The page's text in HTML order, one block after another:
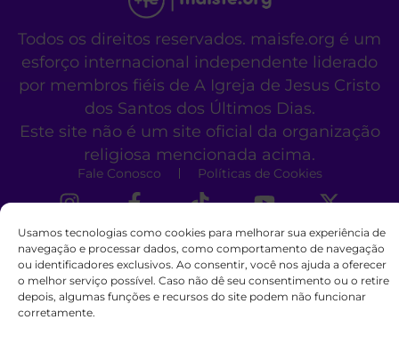
Usamos tecnologias como cookies para melhorar sua experiência de
navegação e processar dados, como comportamento de navegação
ou identificadores exclusivos. Ao consentir, você nos ajuda a oferecer
o melhor serviço possível. Caso não dê seu consentimento ou o retire
depois, algumas funções e recursos do site podem não funcionar
corretamente.
Todos os direitos reservados. maisfe.org é um
esforço internacional independente liderado
por membros fiéis de A Igreja de Jesus Cristo
dos Santos dos Últimos Dias.
Este site não é um site oficial da organização
religiosa mencionada acima.
Fale Conosco Políticas de Cookies